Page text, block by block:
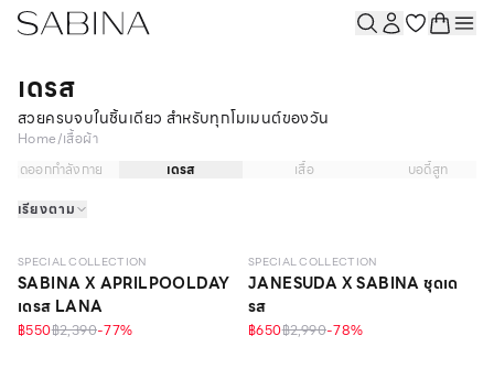
เดรส
สวยครบจบในชิ้นเดียว สำหรับทุกโมเมนต์ของวัน
Home/เสื้อผ้า
ชุดออกกำลังกาย
เดรส เสื้อ
บอดี้สูท
เรียงตาม
SPECIAL COLLECTION
SABINA X APRILPOOLDAY
เดรส LANA
฿550฿2,390-77%
SPECIAL COLLECTION
JANESUDA X SABINA ชุดเด
รส
฿650฿2,990-78%